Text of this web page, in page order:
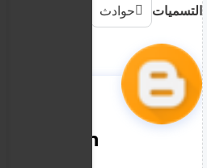
التسميات حوادث
nooreddin